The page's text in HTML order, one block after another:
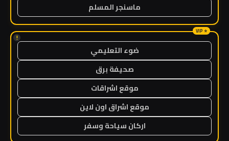
ماسنجر المسلم
!
ضوء التعليمي
صحيفة برق
موقع اشراقات
موقع اشراق اون لاين
اركان سياحة وسفر